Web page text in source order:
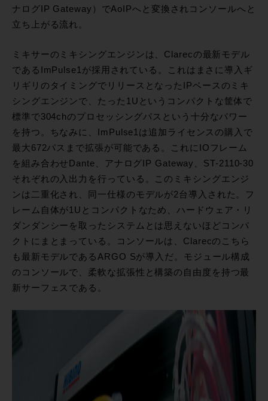
ナログIP Gateway）でAoIPへと変換されコンソールへと
立ち上がる流れ。
ミキサーのミキシングエンジンは、Clarecの最新モデル
であるImPulse1が採用されている。これはまさに導入ギ
リギリのタイミングでリリースとなったIPベースのミキ
シングエンジンで、たった1Uというコンパクトな筐体で
標準で304chのプロセッシングパスという十分なパワー
を持つ。ちなみに、ImPulse1は追加ライセンスの購入で
最大672パスまで拡張が可能である。これにIOフレーム
を組み合わせDante、アナログIP Gateway、ST-2110-30
それぞれの入出力を行っている。このミキシングエンジ
ンは二重化され、同一仕様のモデルが2台導入された。フ
レーム自体が1Uとコンパクトなため、ハードウェア・リ
ダンダンシーを取ったシステムとは思えないほどコンパ
クトにまとまっている。コンソールは、Clarecのこちら
も最新モデルであるARGO Sが導入だ。モジュール構成
のコンソールで、柔軟な拡張性と構築の自由度を持つ最
新サーフェスである。